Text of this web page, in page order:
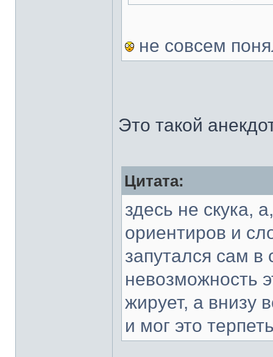
не совсем
Это такой
Цитата:
здесь не скука,
ориентиров и
запутался сам
невозможность
жирует, а внизу
и мог это